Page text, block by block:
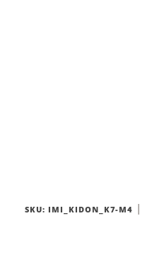
SKU: IMI_KIDON_K7-M4